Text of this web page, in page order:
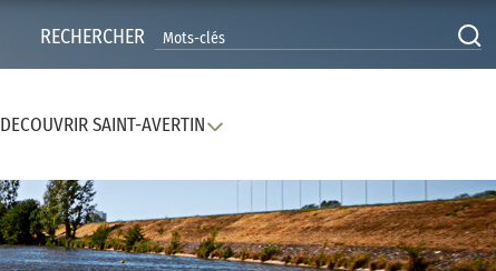
RECHERCHER
DECOUVRIR SAINT-AVERTIN